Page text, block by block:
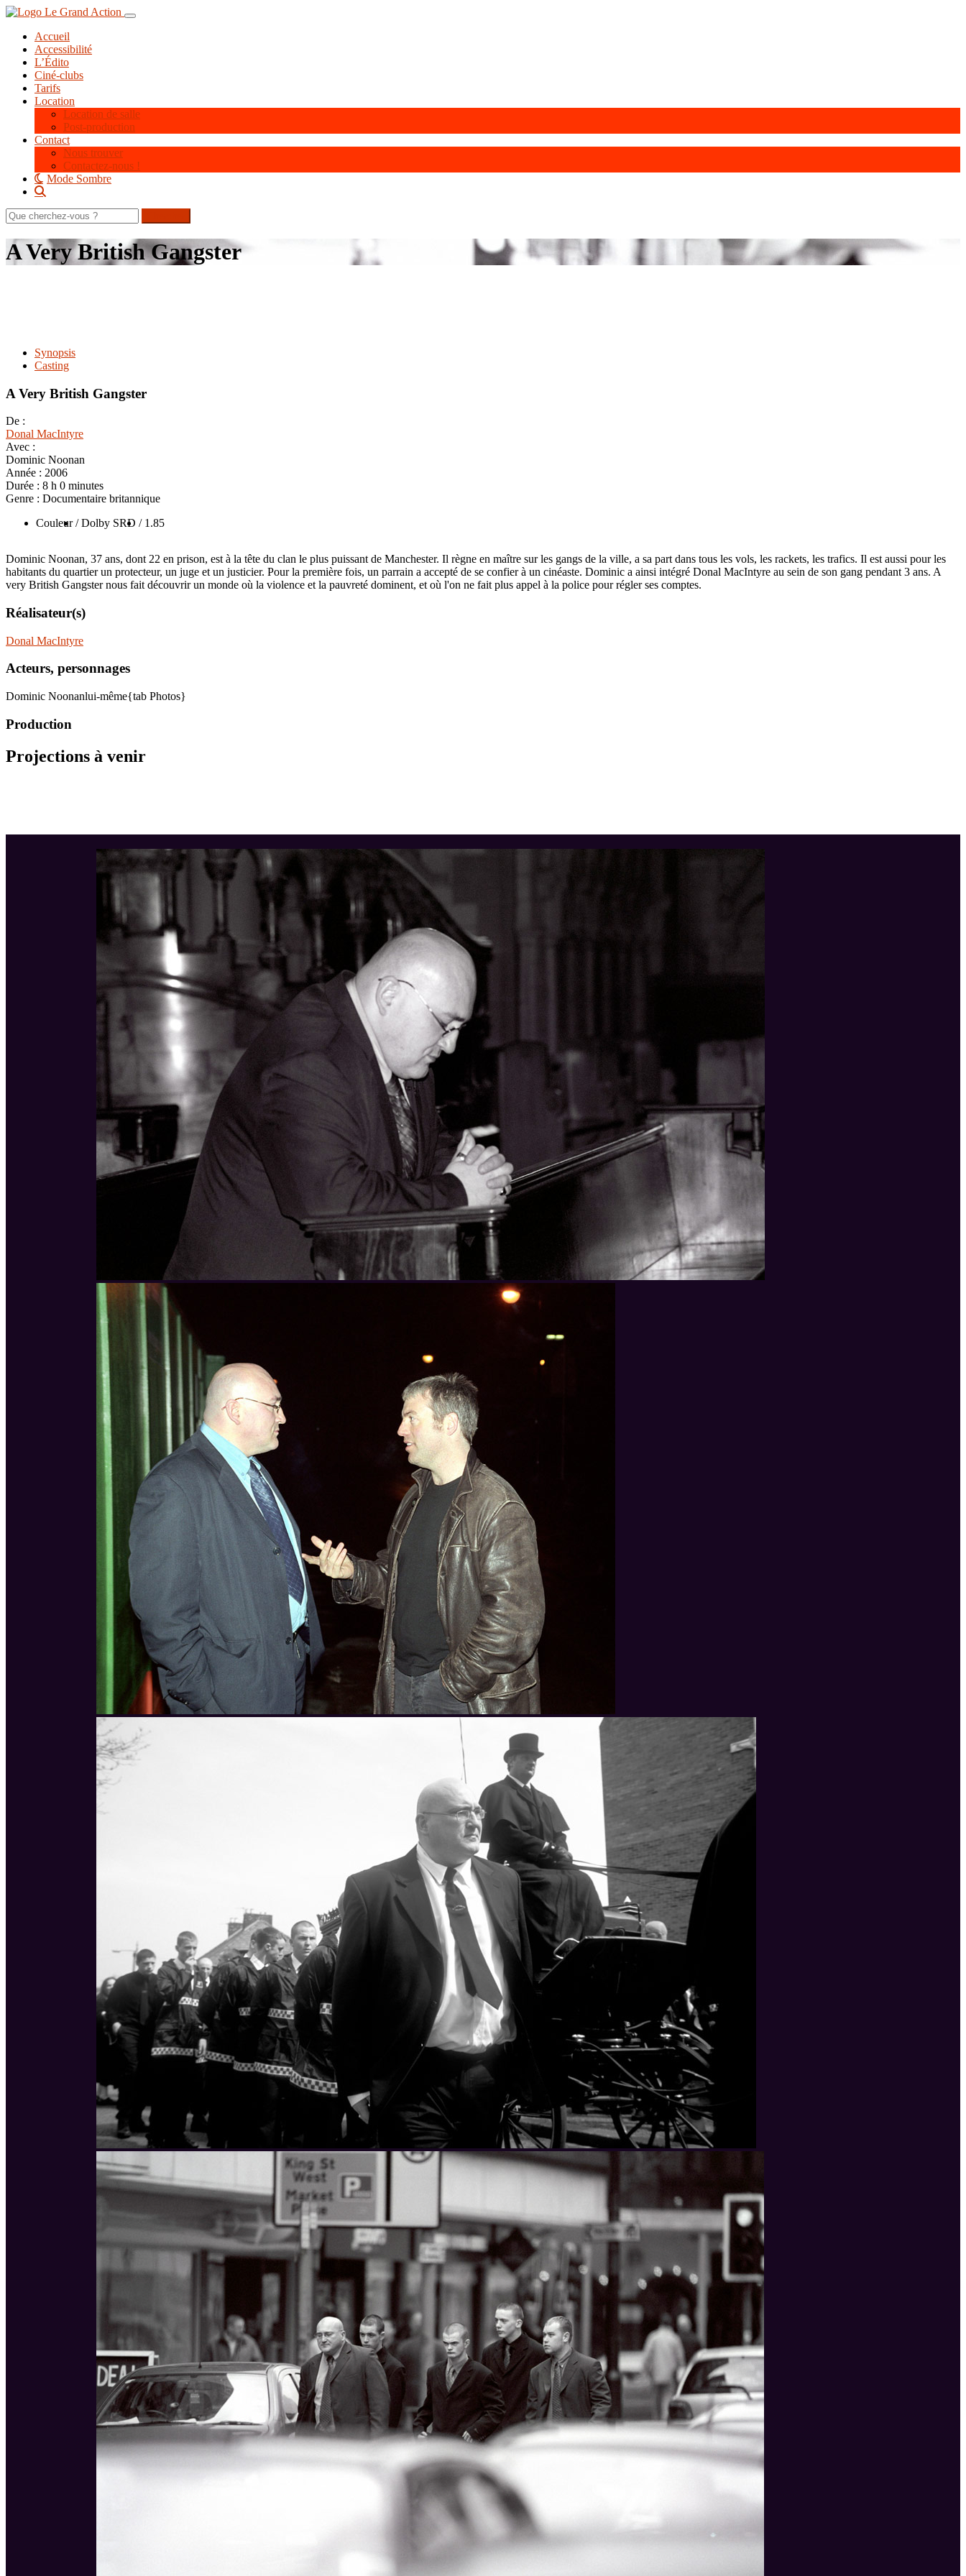
Aller
contenu
principal
Toggle navigation
Accueil
Accessibilité
L’Édito
Ciné-clubs
Tarifs
Location
Location de salle
Post-production
Contact
Nous trouver
Contactez-nous !
Mode Sombre
Rechercher
sur
le
site
A Very British Gangster
Synopsis
Casting
A Very British Gangster
De :
Donal MacIntyre
Avec :
Dominic Noonan
Année : 2006
Durée : 8 h 0 minutes
Genre : Documentaire britannique
Couleur / Dolby SRD / 1.85
Dominic Noonan, 37 ans, dont 22 en prison, est à la tête du clan le plus puissant de Manchester. Il règne en maître sur les gangs de la ville, a sa part dans tous les vols, les rackets, les trafics. Il est aussi pour les
habitants du quartier un protecteur, un juge et un justicier. Pour la première fois, un parrain a accepté de se confier à un cinéaste. Dominic a ainsi intégré Donal MacIntyre au sein de son gang pendant 3 ans. A
very British Gangster nous fait découvrir un monde où la violence et la pauvreté dominent, et où l'on ne fait plus appel à la police pour régler ses comptes.
Réalisateur(s)
Donal MacIntyre
Acteurs, personnages
Dominic Noonanlui-même{tab Photos}
Production
Projections à venir